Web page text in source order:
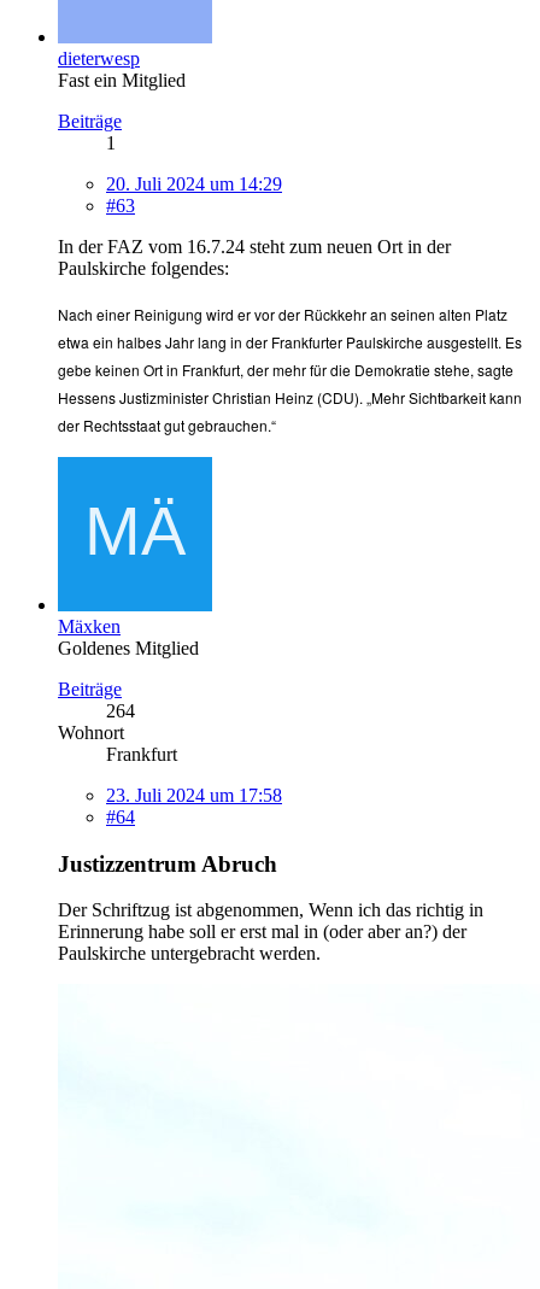
dieterwesp
Fast ein Mitglied
Beiträge
1
20. Juli 2024 um 14:29
#63
In der FAZ vom 16.7.24 steht zum neuen Ort in der
Paulskirche folgendes:
Nach einer Reinigung wird er vor der Rückkehr an seinen alten Platz
etwa ein halbes Jahr lang in der Frankfurter Paulskirche ausgestellt. Es
gebe keinen Ort in Frankfurt, der mehr für die Demokratie stehe, sagte
Hessens Justizminister Christian Heinz (CDU). „Mehr Sichtbarkeit kann
der Rechtsstaat gut gebrauchen.“
Mäxken
Goldenes Mitglied
Beiträge
264
Wohnort
Frankfurt
23. Juli 2024 um 17:58
#64
Justizzentrum Abruch
Der Schriftzug ist abgenommen, Wenn ich das richtig in
Erinnerung habe soll er erst mal in (oder aber an?) der
Paulskirche untergebracht werden.